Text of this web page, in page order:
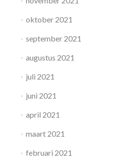
oktober 2021
september 2021
augustus 2021
juli 2021
juni 2021
april 2021
maart 2021
februari 2021